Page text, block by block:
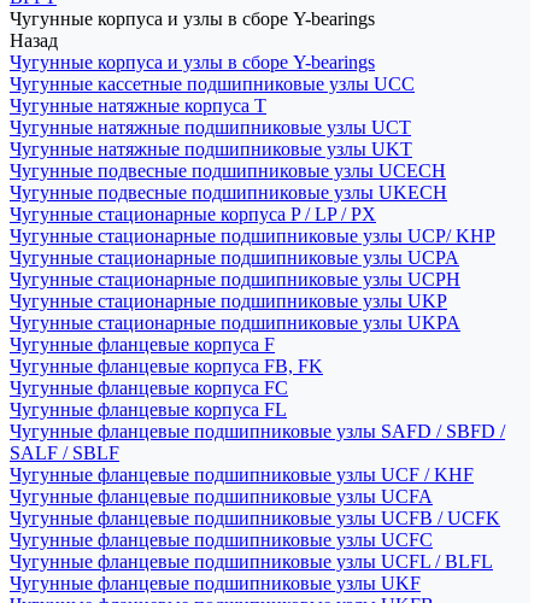
Чугунные корпуса и узлы в сборе Y-bearings
Назад
Чугунные корпуса и узлы в сборе Y-bearings
Чугунные кассетные подшипниковые узлы UCC
Чугунные натяжные корпуса T
Чугунные натяжные подшипниковые узлы UCT
Чугунные натяжные подшипниковые узлы UKT
Чугунные подвесные подшипниковые узлы UCECH
Чугунные подвесные подшипниковые узлы UKECH
Чугунные стационарные корпуса P / LP / PX
Чугунные стационарные подшипниковые узлы UCP/ KHP
Чугунные стационарные подшипниковые узлы UCPA
Чугунные стационарные подшипниковые узлы UCPH
Чугунные стационарные подшипниковые узлы UKP
Чугунные стационарные подшипниковые узлы UKPA
Чугунные фланцевые корпуса F
Чугунные фланцевые корпуса FB, FK
Чугунные фланцевые корпуса FC
Чугунные фланцевые корпуса FL
Чугунные фланцевые подшипниковые узлы SAFD / SBFD /
SALF / SBLF
Чугунные фланцевые подшипниковые узлы UCF / KHF
Чугунные фланцевые подшипниковые узлы UCFA
Чугунные фланцевые подшипниковые узлы UCFB / UCFK
Чугунные фланцевые подшипниковые узлы UCFC
Чугунные фланцевые подшипниковые узлы UCFL / BLFL
Чугунные фланцевые подшипниковые узлы UKF